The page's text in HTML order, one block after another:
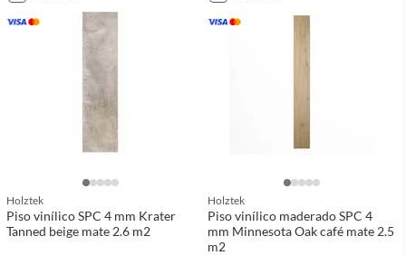
Holztek
Piso vinílico SPC 4 mm Krater
Tanned beige mate 2.6 m2
Holztek
Piso vinílico maderado SPC 4
mm Minnesota Oak café mate 2.5
m2